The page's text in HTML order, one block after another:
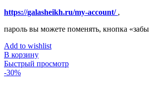
https://galasheikh.ru/my-account/ ,
пароль вы можете поменять, кнопка
Add to wishlist
В корзину
Быстрый просмотр
-30%